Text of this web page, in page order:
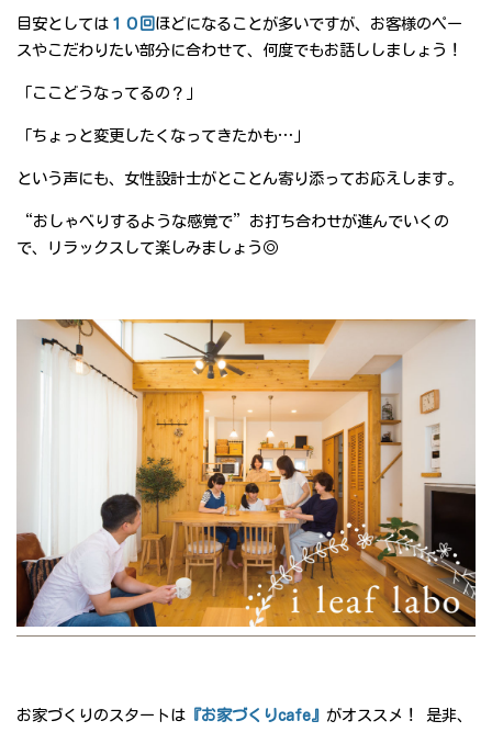
目安としては １０回ほどになることが多いですが、お客様のペー
スやこだわりたい部分に合わせて、何度でもお話ししましょう！
「ここどうなってるの？」
「ちょっと変更したくなってきたかも…」
という声にも、女性設計士がとことん寄り添ってお応えします。
“おしゃべりするような感覚で”お打ち合わせが進んでいくの
で、リラックスして楽しみましょう◎
お家づくりの スタート は 『お家づくりcafe』 がオススメ！ 是非、